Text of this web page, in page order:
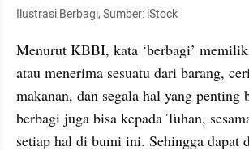
Ilustrasi Berbagi, Sumber: iStock
Menurut KBBI, kata ‘berbagi’
atau menerima sesuatu dari barang,
makanan, dan segala hal yang penting
berbagi juga bisa kepada Tuhan,
setiap hal di bumi ini. Sehingga dapat